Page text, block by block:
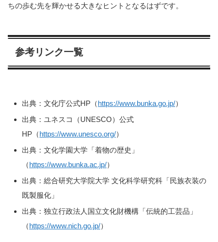
ちの歩む先を輝かせる大きなヒントとなるはずです。
参考リンク一覧
出典：文化庁公式HP（ https://www.bunka.go.jp/）
出典：ユネスコ（UNESCO）公式
HP（ https://www.unesco.org/）
出典：文化学園大学「着物の歴史」
（ https://www.bunka.ac.jp/）
出典：総合研究大学院大学 文化科学研究科「民族衣装の
既製服化」
出典：独立行政法人国立文化財機構「伝統的工芸品」
（ https://www.nich.go.jp/）